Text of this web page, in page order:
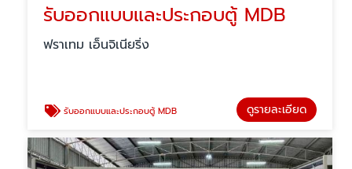
รับออกแบบและประกอบตู้ MDB
ฟราเทม เอ็นจิเนียริ่ง
รับออกแบบและประกอบตู้ MDB ดูรายละเอียด